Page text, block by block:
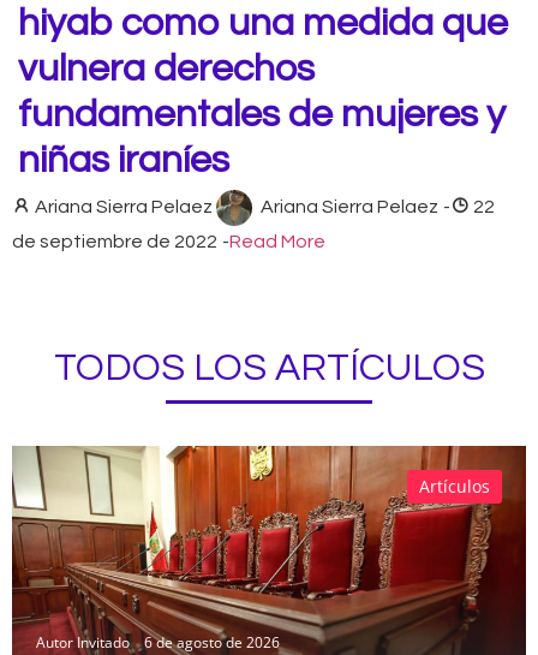
hiyab como una medida que
vulnera derechos
fundamentales de mujeres y
niñas iraníes
Ariana Sierra Pelaez Ariana Sierra Pelaez -
22
de septiembre de 2022 -Read More
TODOS LOS ARTÍCULOS
Autor Invitado 6 de agosto de 2026
Artículos